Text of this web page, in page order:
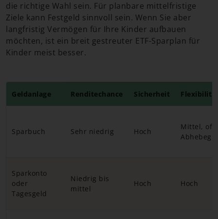
die richtige Wahl sein. Für planbare mittelfristige
Ziele kann Festgeld sinnvoll sein. Wenn Sie aber
langfristig Vermögen für Ihre Kinder aufbauen
möchten, ist ein breit gestreuter ETF-Sparplan für
Kinder meist besser.
Geldanlage Renditechance Sicherheit
Sparbuch Sehr niedrig Hoch
Mittel, oft
Sparkonto
oder
Tagesgeld
Niedrig bis
mittel
Hoch Hoch